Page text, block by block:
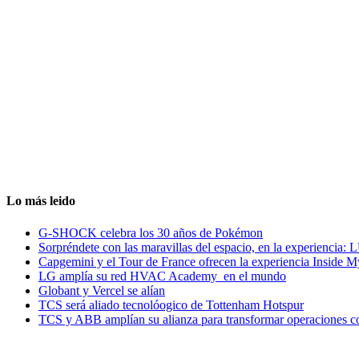
Lo más leido
G-SHOCK celebra los 30 años de Pokémon
Sorpréndete con las maravillas del espacio, en la experiencia:
Capgemini y el Tour de France ofrecen la experiencia Inside
LG amplía su red HVAC Academy en el mundo
Globant y Vercel se alían
TCS será aliado tecnolóogico de Tottenham Hotspur
TCS y ABB amplían su alianza para transformar operaciones